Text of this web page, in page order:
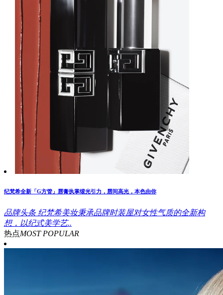
纪梵希全新「G方管」唇膏执掌缎光引力，唇间高光，本色由你
品牌头条 纪梵希美妆秉承品牌时装屋对女性气质的全新构
想，以纪式美学艺..
热点MOST POPULAR